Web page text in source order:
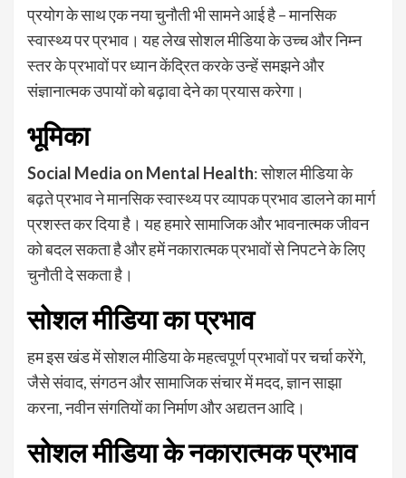
प्रयोग के साथ एक नया चुनौती भी सामने आई है – मानसिक
स्वास्थ्य पर प्रभाव। यह लेख सोशल मीडिया के उच्च और निम्न
स्तर के प्रभावों पर ध्यान केंद्रित करके उन्हें समझने और
संज्ञानात्मक उपायों को बढ़ावा देने का प्रयास करेगा।
भूमिका
Social Media on Mental Health: सोशल मीडिया के
बढ़ते प्रभाव ने मानसिक स्वास्थ्य पर व्यापक प्रभाव डालने का मार्ग
प्रशस्त कर दिया है। यह हमारे सामाजिक और भावनात्मक जीवन
को बदल सकता है और हमें नकारात्मक प्रभावों से निपटने के लिए
चुनौती दे सकता है।
सोशल मीडिया का प्रभाव
हम इस खंड में सोशल मीडिया के महत्वपूर्ण प्रभावों पर चर्चा करेंगे,
जैसे संवाद, संगठन और सामाजिक संचार में मदद, ज्ञान साझा
करना, नवीन संगतियों का निर्माण और अद्यतन आदि।
सोशल मीडिया के नकारात्मक प्रभाव